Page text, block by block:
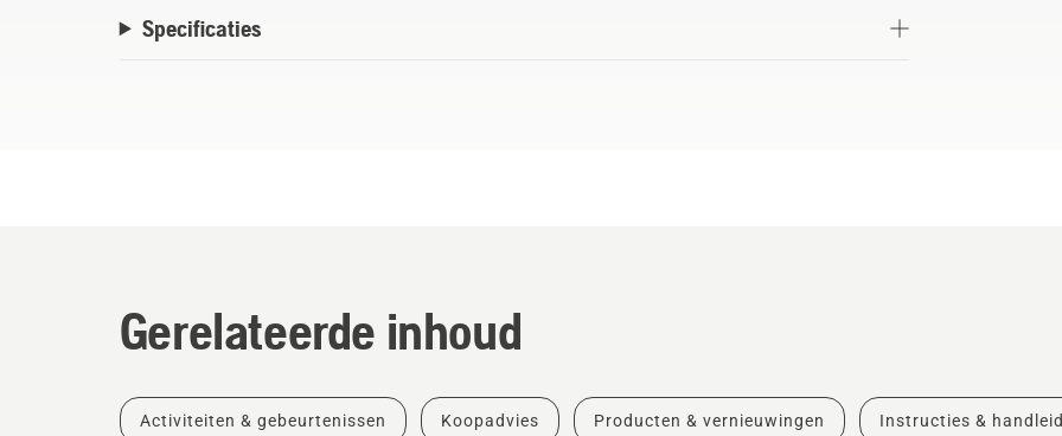
Specificaties
Gerelateerde inhoud
Activiteiten & gebeurtenissen Koopadvies Producten & vernieuwingen Instructies &